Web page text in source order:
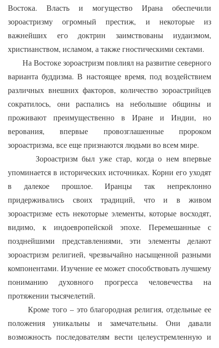
Востока. Власть и могущество Ирана обеспечили
зороастризму огромный престиж, и некоторые из
важнейших его доктрин заимствованы иудаизмом,
христианством, исламом, а также гностическими сектами.
На Востоке зороастризм повлиял на развитие северного
варианта буддизма. В настоящее время, под воздействием
различных внешних факторов, количество зороастрийцев
сократилось, они распались на небольшие общины и
проживают преимущественно в Иране и Индии, но
верования, впервые провозглашенные пророком
зороастризма, все еще признаются людьми во всем мире.
Зороастризм был уже стар, когда о нем впервые
упоминается в исторических источниках. Корни его уходят
в далекое прошлое. Иранцы так непреклонно
придерживались своих традиций, что и в живом
зороастризме есть некоторые элементы, которые восходят,
видимо, к индоевропейской эпохе. Перемешанные с
позднейшими представлениями, эти элементы делают
зороастризм религией, чрезвычайно насыщенной разными
компонентами. Изучение ее может способствовать лучшему
пониманию духовного прогресса человечества на
протяжении тысячелетий.
Кроме того – это благородная религия, отдельные ее
положения уникальны и замечательны. Они давали
возможность последователям вести целеустремленную и